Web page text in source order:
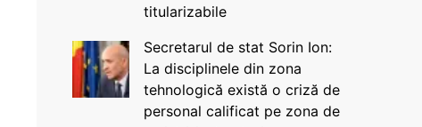
titularizabile
Secretarul de stat Sorin Ion:
La disciplinele din zona
tehnologică există o criză de
personal calificat pe zona de